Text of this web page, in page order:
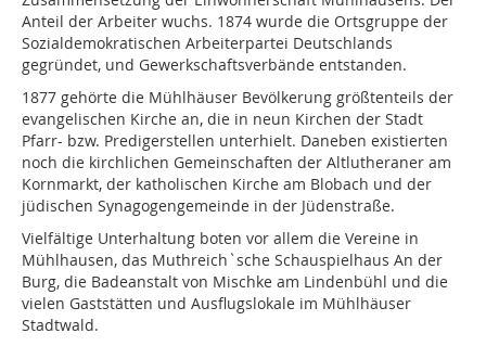
Anteil der Arbeiter wuchs. 1874 wurde die Ortsgruppe der
Sozialdemokratischen Arbeiterpartei Deutschlands
gegründet, und Gewerkschaftsverbände entstanden.
1877 gehörte die Mühlhäuser Bevölkerung größtenteils der
evangelischen Kirche an, die in neun Kirchen der Stadt
Pfarr- bzw. Predigerstellen unterhielt. Daneben existierten
noch die kirchlichen Gemeinschaften der Altlutheraner am
Kornmarkt, der katholischen Kirche am Blobach und der
jüdischen Synagogengemeinde in der Jüdenstraße.
Vielfältige Unterhaltung boten vor allem die Vereine in
Mühlhausen, das Muthreich`sche Schauspielhaus An der
Burg, die Badeanstalt von Mischke am Lindenbühl und die
vielen Gaststätten und Ausflugslokale im Mühlhäuser
Stadtwald.